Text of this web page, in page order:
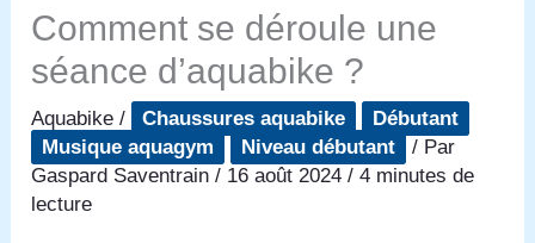
Comment se déroule une
séance d’aquabike ?
Aquabike / Chaussures aquabike
Débutant
Musique aquagym
Niveau débutant
/ Par
Gaspard Saventrain/ 16 août 2024/4 minutes de
lecture